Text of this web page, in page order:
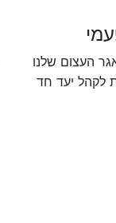
העצום שלנו
לקהל יעד חד